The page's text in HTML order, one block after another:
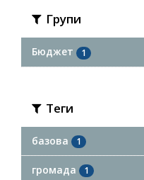
Групи
Бюджет 1
Теги
базова 1
громада 1